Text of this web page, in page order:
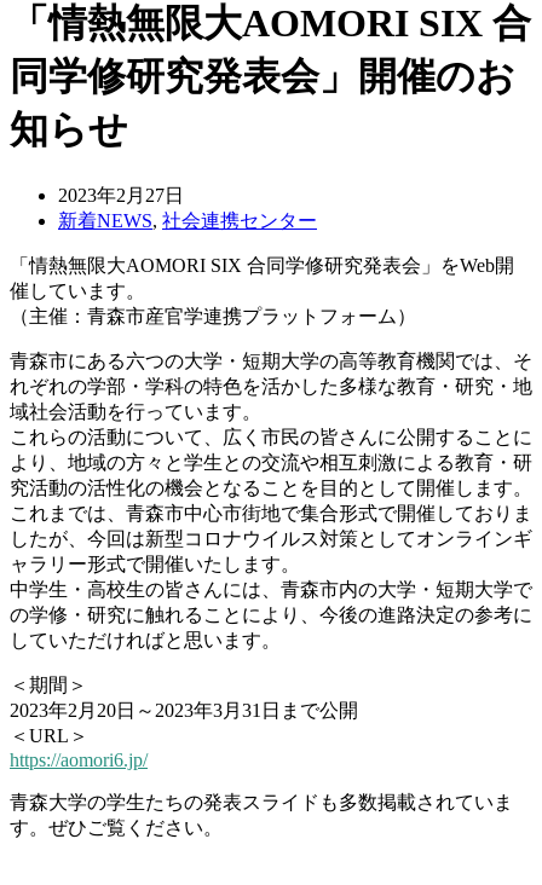
「情熱無限大AOMORI SIX 合
同学修研究発表会」開催のお
知らせ
2023年2月27日
新着NEWS, 社会連携センター
「情熱無限大AOMORI SIX 合同学修研究発表会」をWeb開
催しています。
（主催：青森市産官学連携プラットフォーム）
青森市にある六つの大学・短期大学の高等教育機関では、そ
れぞれの学部・学科の特色を活かした多様な教育・研究・地
域社会活動を行っています。
これらの活動について、広く市民の皆さんに公開することに
より、地域の方々と学生との交流や相互刺激による教育・研
究活動の活性化の機会となることを目的として開催します。
これまでは、青森市中心市街地で集合形式で開催しておりま
したが、今回は新型コロナウイルス対策としてオンラインギ
ャラリー形式で開催いたします。
中学生・高校生の皆さんには、青森市内の大学・短期大学で
の学修・研究に触れることにより、今後の進路決定の参考に
していただければと思います。
＜期間＞
2023年2月20日～2023年3月31日まで公開
＜URL＞
https://aomori6.jp/
青森大学の学生たちの発表スライドも多数掲載されていま
す。ぜひご覧ください。